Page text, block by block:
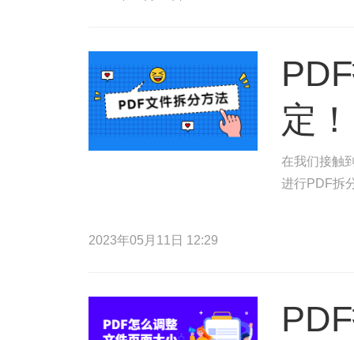
定！
在我们接触
进行PDF拆
2023年05月11日 12:29